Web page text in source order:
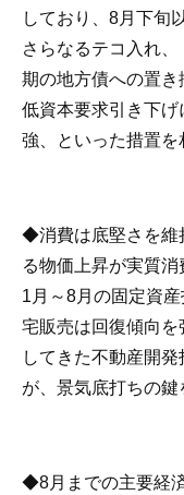
しており、8月下旬
さらなるテコ入れ
期の地方債への置
低資本要求引き下
強、といった措置を
◆消費は底堅さを維
る物価上昇が実質消
1月～8月の固定資
宅販売は回復傾向
してきた不動産開
が、景気底打ちの鍵
◆8月までの主要経